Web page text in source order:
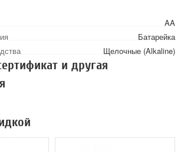
AA
Батарейка
Щелочные (Alkaline)
и другая